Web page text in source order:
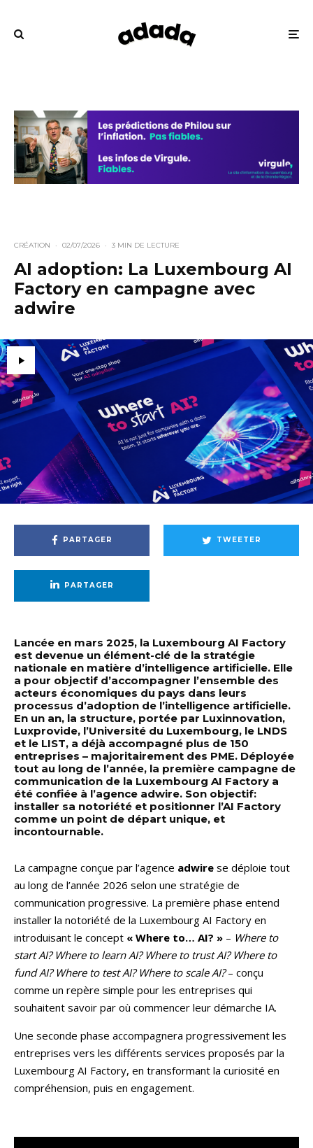
CRÉATION · 02/07/2026 · 3 MIN DE LECTURE
AI adoption: La Luxembourg AI
Factory en campagne avec
adwire
PARTAGER TWEETER
PARTAGER
Lancée en mars 2025, la Luxembourg AI Factory
est devenue un élément-clé de la stratégie
nationale en matière d’intelligence artificielle. Elle
a pour objectif d’accompagner l’ensemble des
acteurs économiques du pays dans leurs
processus d’adoption de l’intelligence artificielle.
En un an, la structure, portée par Luxinnovation,
Luxprovide, l’Université du Luxembourg, le LNDS
et le LIST, a déjà accompagné plus de 150
entreprises – majoritairement des PME. Déployée
tout au long de l’année, la première campagne de
communication de la Luxembourg AI Factory a
été confiée à l’agence adwire. Son objectif:
installer sa notoriété et positionner l’AI Factory
comme un point de départ unique, et
incontournable.
La campagne conçue par l’agence adwire se déploie tout
au long de l’année 2026 selon une stratégie de
communication progressive. La première phase entend
installer la notoriété de la Luxembourg AI Factory en
introduisant le concept « Where to… AI? » – Where to
start AI? Where to learn AI? Where to trust AI? Where to
fund AI? Where to test AI? Where to scale AI?– conçu
comme un repère simple pour les entreprises qui
souhaitent savoir par où commencer leur démarche IA.
Une seconde phase accompagnera progressivement les
entreprises vers les différents services proposés par la
Luxembourg AI Factory, en transformant la curiosité en
compréhension, puis en engagement.